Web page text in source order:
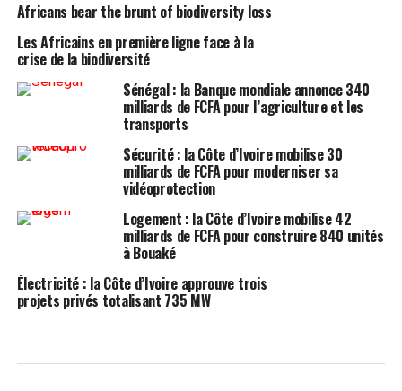
Africans bear the brunt of biodiversity loss
Les Africains en première ligne face à la
crise de la biodiversité
Sénégal : la Banque mondiale annonce 340
milliards de FCFA pour l’agriculture et les
transports
Sécurité : la Côte d’Ivoire mobilise 30
milliards de FCFA pour moderniser sa
vidéoprotection
Logement : la Côte d’Ivoire mobilise 42
milliards de FCFA pour construire 840 unités
à Bouaké
Électricité : la Côte d’Ivoire approuve trois
projets privés totalisant 735 MW